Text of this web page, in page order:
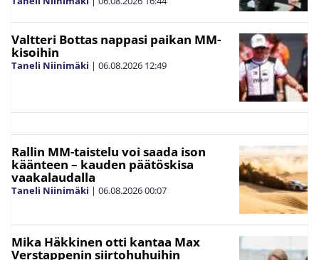
Valtteri Bottas nappasi paikan MM-
kisoihin
Taneli Niinimäki | 06.08.2026 12:49
Rallin MM-taistelu voi saada ison
käänteen – kauden päätöskisa
vaakalaudalla
Taneli Niinimäki | 06.08.202600:07
Mika Häkkinen otti kantaa Max
Verstappenin siirtohuhuihin